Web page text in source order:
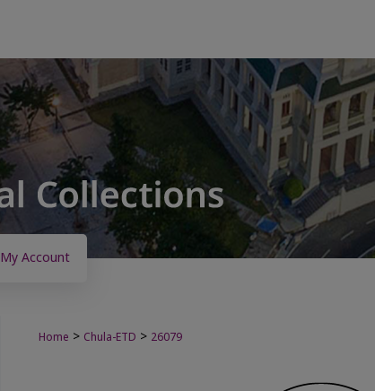
My Account
Home > Chula-ETD > 26079